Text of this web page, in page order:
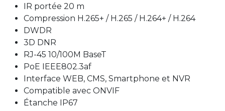
IR portée 20 m
Compression H.265+ / H.265 / H.264+ / H.264
DWDR
3D DNR
RJ-45 10/100M BaseT
PoE IEEE802.3af
Interface WEB, CMS, Smartphone et NVR
Compatible avec ONVIF
Étanche IP67